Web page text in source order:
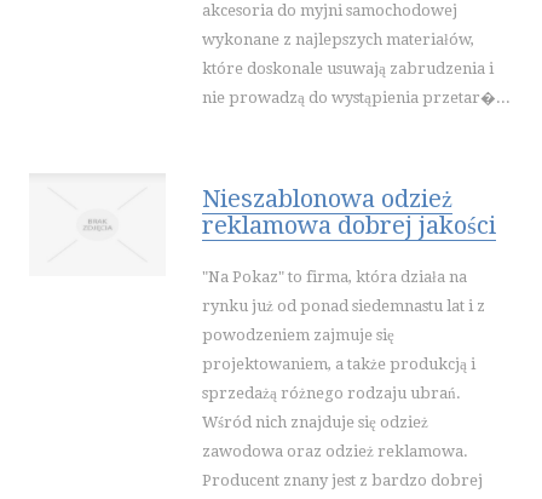
akcesoria do myjni samochodowej
wykonane z najlepszych materiałów,
które doskonale usuwają zabrudzenia i
nie prowadzą do wystąpienia przetar�...
Nieszablonowa odzież
reklamowa dobrej jakości
"Na Pokaz" to firma, która działa na
rynku już od ponad siedemnastu lat i z
powodzeniem zajmuje się
projektowaniem, a także produkcją i
sprzedażą różnego rodzaju ubrań.
Wśród nich znajduje się odzież
zawodowa oraz odzież reklamowa.
Producent znany jest z bardzo dobrej